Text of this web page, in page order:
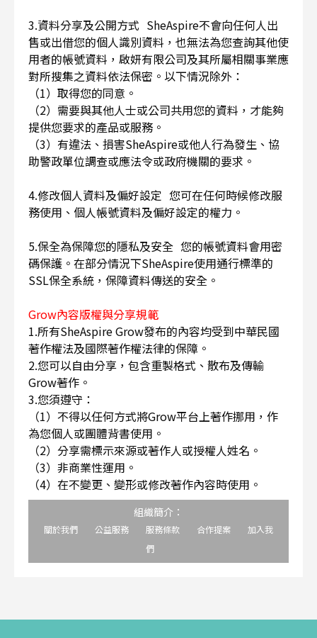
3.資料分享及公開方式 SheAspire不會向任何人出
售或出借您的個人識別資料，也無法為您查詢其他使
用者的帳號資料，啟妍有限公司及其所屬相關事業應
對所搜集之資料依法保密。以下情況除外：
（1）取得您的同意。
（2）需要與其他人士或公司共用您的資料，才能夠
提供您要求的產品或服務。
（3）有違法、損害SheAspire或他人行為發生、協
助警政單位調查或應法令或政府機關的要求。
4.修改個人資料及偏好設定 您可在任何時候修改服
務使用、個人帳號資料及偏好設定的權力。
5.保全為保障您的隱私及安全 您的帳號資料會用密
碼保護。在部分情況下SheAspire使用通行標準的
SSL保全系統，保障資料傳送的安全。
Grow內容版權與分享規範
1.所有SheAspire Grow發布的內容均受到中華民國
著作權法及國際著作權法律的保障。
2.您可以自由分享，包含重製格式、散布及傳輸
Grow著作。
3.您須遵守：
（1）不得以任何方式將Grow平台上著作挪用，作
為您個人或團體背書使用。
（2）分享需標示來源或著作人或授權人姓名。
（3）非商業性運用。
（4）在不變更、變形或修改著作內容時使用。
組織簡介：
關於我們 公益服務 服務條款 合作提案
加入我
們